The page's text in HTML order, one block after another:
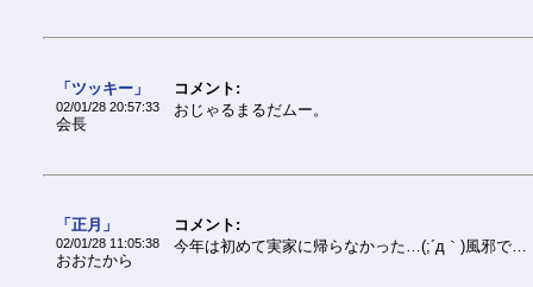
「ツッキー」
02/01/28 20:57:33
会長
コメント:
おじゃるまるだムー。
「正月」
02/01/28 11:05:38
おおたから
コメント:
今年は初めて実家に帰らなかった…(;´д｀)風邪で…